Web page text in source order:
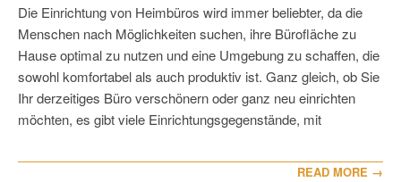
11
Die Einrichtung von Heimbüros wird immer beliebter, da die
Menschen nach Möglichkeiten suchen, ihre Bürofläche zu
Hause optimal zu nutzen und eine Umgebung zu schaffen, die
sowohl komfortabel als auch produktiv ist. Ganz gleich, ob Sie
Ihr derzeitiges Büro verschönern oder ganz neu einrichten
möchten, es gibt viele Einrichtungsgegenstände, mit
READ MORE →